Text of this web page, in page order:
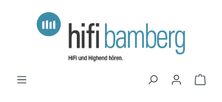
Zum Hauptinhalt springen